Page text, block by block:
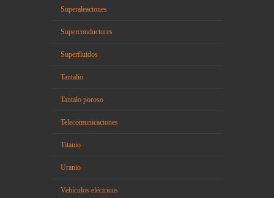
Superaleaciones
Superconductores
Superfluidos
Tantalio
Tantalo poroso
Telecomunicaciones
Titanio
Uranio
Vehículos eléctricos